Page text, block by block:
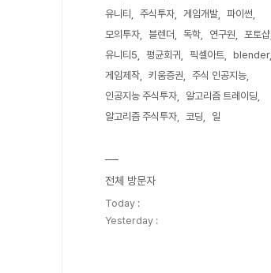
유니티
주식투자 게임개발
파이썬
모의투자
블렌더 독학 연구원
포토샵
유니티5
평균회귀 픽셀아트
blender
게임제작
키움증권
주식 인공지능
인공지능 주식투자
알고리즘 트레이딩
알고리즘 주식투자
코딩 일
전체 방문자
Today :
Yesterday :